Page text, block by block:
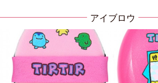
アイブロウ